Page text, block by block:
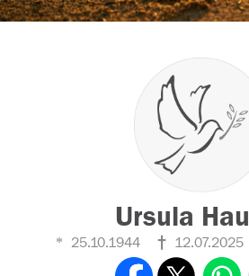
Ursula
25.10.1944 12.07.2025